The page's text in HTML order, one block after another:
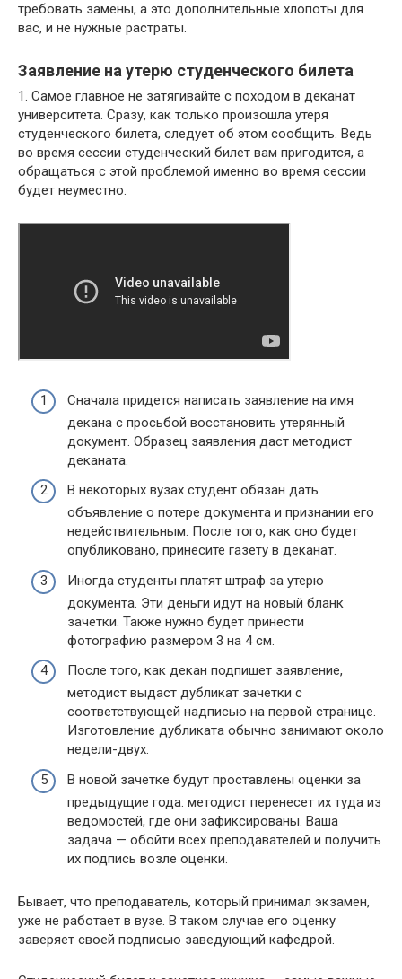
требовать замены, а это дополнительные хлопоты для
вас, и не нужные растраты.
Заявление на утерю студенческого билета
1. Самое главное не затягивайте с походом в деканат
университета. Сразу, как только произошла утеря
студенческого билета, следует об этом сообщить. Ведь
во время сессии студенческий билет вам пригодится, а
обращаться с этой проблемой именно во время сессии
будет неуместно.
Сначала придется написать заявление на имя
декана с просьбой восстановить утерянный
документ. Образец заявления даст методист
деканата.
В некоторых вузах студент обязан дать
объявление о потере документа и признании его
недействительным. После того, как оно будет
опубликовано, принесите газету в деканат.
Иногда студенты платят штраф за утерю
документа. Эти деньги идут на новый бланк
зачетки. Также нужно будет принести
фотографию размером 3 на 4 см.
После того, как декан подпишет заявление,
методист выдаст дубликат зачетки с
соответствующей надписью на первой странице.
Изготовление дубликата обычно занимают около
недели-двух.
В новой зачетке будут проставлены оценки за
предыдущие года: методист перенесет их туда из
ведомостей, где они зафиксированы. Ваша
задача — обойти всех преподавателей и получить
их подпись возле оценки.
Бывает, что преподаватель, который принимал экзамен,
уже не работает в вузе. В таком случае его оценку
заверяет своей подписью заведующий кафедрой.